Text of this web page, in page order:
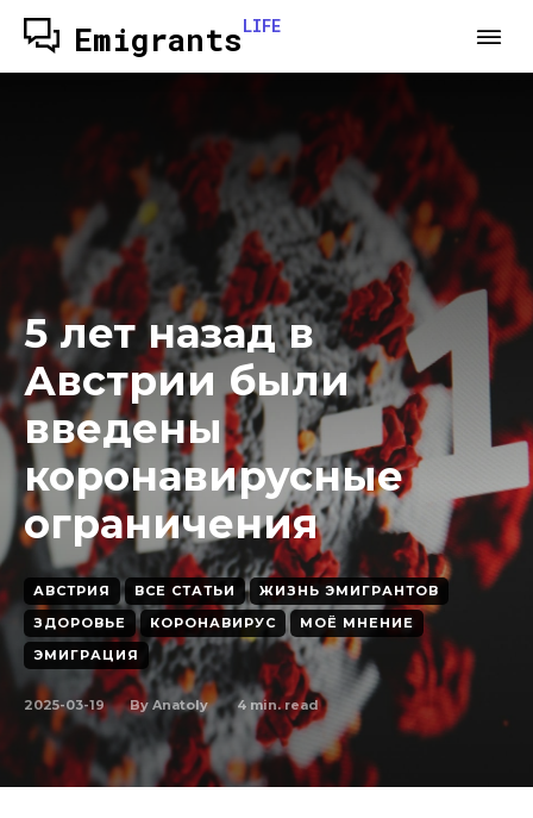
EmigrantsLIFE
5 лет назад в
Австрии были
введены
коронавирусные
ограничения
АВСТРИЯ ВСЕ СТАТЬИ
ЖИЗНЬ ЭМИГРАНТОВ
ЗДОРОВЬЕ
КОРОНАВИРУС
МОЁ МНЕНИЕ
ЭМИГРАЦИЯ
2025-03-19 By Anatoly 4 min. read